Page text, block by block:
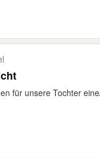
für unsere Tochter